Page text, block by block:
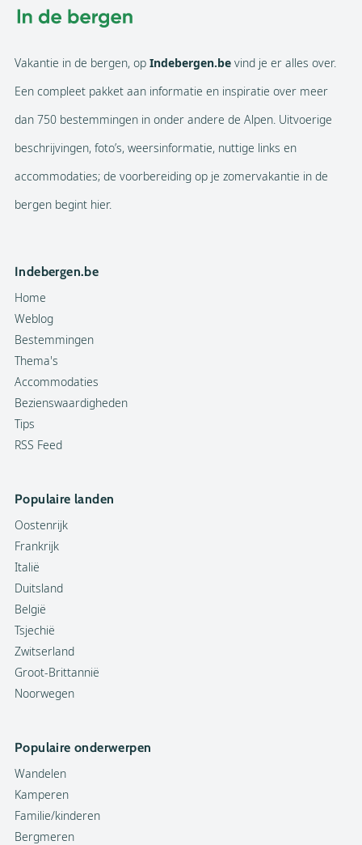
Vakantie in de bergen, op Indebergen.be vind je er alles over.
Een compleet pakket aan informatie en inspiratie over meer
dan 750 bestemmingen in onder andere de Alpen. Uitvoerige
beschrijvingen, foto’s, weersinformatie, nuttige links en
accommodaties; de voorbereiding op je zomervakantie in de
bergen begint hier.
Indebergen.be
Home
Weblog
Bestemmingen
Thema's
Accommodaties
Bezienswaardigheden
Tips
RSS Feed
Populaire landen
Oostenrijk
Frankrijk
Italië
Duitsland
België
Tsjechië
Zwitserland
Groot-Brittannië
Noorwegen
Populaire onderwerpen
Wandelen
Kamperen
Familie/kinderen
Bergmeren